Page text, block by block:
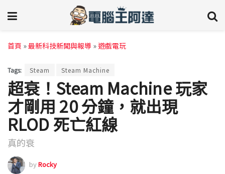
首頁 »最新科技新聞與報導 »遊戲電玩
Tags: Steam Steam Machine
超衰！Steam Machine 玩家
才剛用 20 分鐘，就出現
RLOD 死亡紅線
真的衰
byRocky